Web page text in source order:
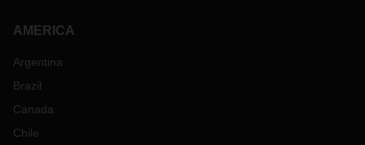
AMERICA
Argentina
Brazil
Canada
Chile